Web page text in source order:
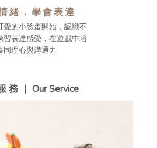
緒．學會表達
愛的小臉蛋開始，認識不
習表達感受，在遊戲中培
同理心與溝通力
務 ｜ Our Service